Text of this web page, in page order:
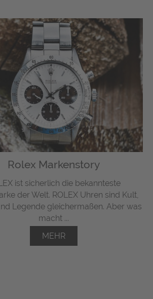
Rolex Markenstory
ist sicherlich die bekannteste
der Welt. ROLEX Uhren sind Kult,
Legende gleichermaßen. Aber was
macht ...
MEHR